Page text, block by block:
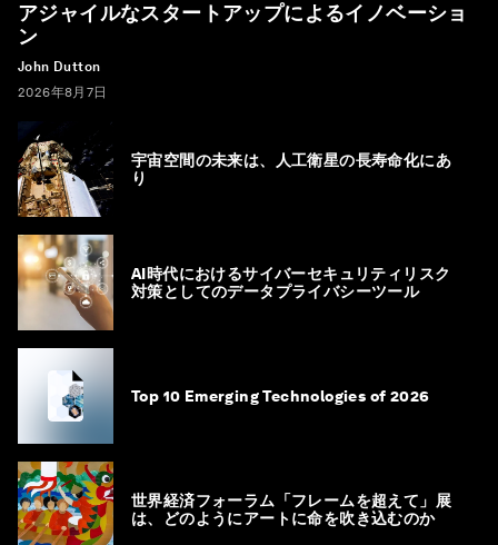
アジャイルなスタートアップによるイノベーショ
ン
John Dutton
2026年8月7日
宇宙空間の未来は、人工衛星の長寿命化にあ
り
AI時代におけるサイバーセキュリティリスク
対策としてのデータプライバシーツール
Top 10 Emerging Technologies of 2026
世界経済フォーラム「フレームを超えて」展
は、どのようにアートに命を吹き込むのか